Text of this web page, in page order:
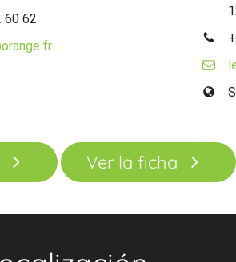
60 62
Ver la ficha